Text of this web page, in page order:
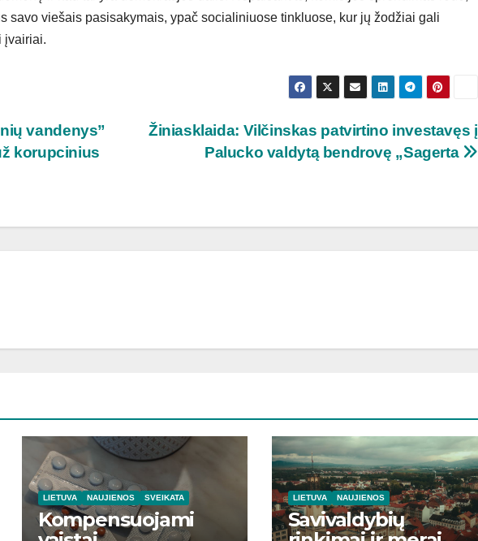
savo viešais pasisakymais, ypač socialiniuose tinkluose, kur jų žodžiai gali
įvairiai.
Žiniasklaida: Vilčinskas patvirtino investavęs į
Palucko valdytą bendrovę „Sagerta
vandenys”
korupcinius
LIETUVA NAUJIENOS SVEIKATA
Kompensuojami
LIETUVA NAUJIENOS
Savivaldybių